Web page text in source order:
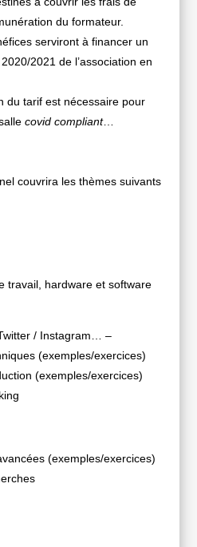
du formateur.
serviront à financer un
2021 de l’association en
du tarif est nécessaire pour
covid compliant…
couvrira les thèmes suivants
travail, hardware et software
/ Instagram… –
(exemples/exercices)
(exemples/exercices)
(exemples/exercices)